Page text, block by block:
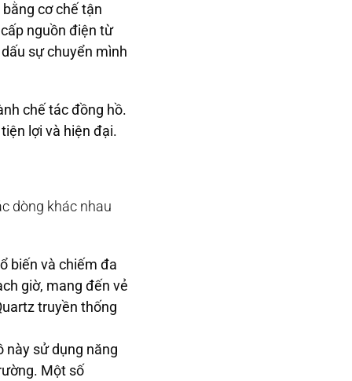
cơ chế tận
nguồn điện từ
sự chuyển mình
chế tác đồng hồ.
lợi và hiện đại.
dòng khác nhau
biến và chiếm đa
giờ, mang đến vẻ
truyền thống
này sử dụng năng
Một số